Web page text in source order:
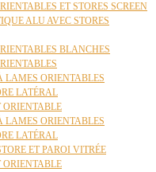
ET STORES SCREEN
ALU AVEC STORES
BLANCHES
LAMES ORIENTABLES
LATÉRAL
ORIENTABLE
LAMES ORIENTABLES
LATÉRAL
ET PAROI VITRÉE
ORIENTABLE